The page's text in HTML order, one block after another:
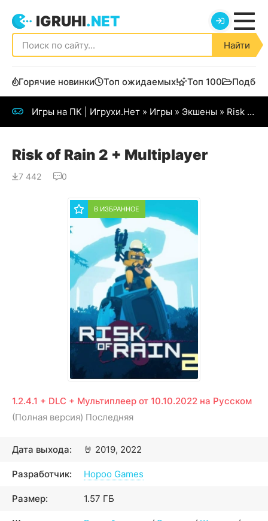
IGRUHI.NET
Найти
Горячие новинки Топ ожидаемых! Топ 100
Игры на ПК | Игрухи.Нет » Игры » Экшены » Risk of Rain 2 (2019)
Risk of Rain 2 + Multiplayer
7 442 0
В ИЗБРАННОЕ
1.2.4.1 + DLC + Мультиплеер от 10.10.2022 на Русском
(Полная версия) Последняя
🤘
Дата выхода: 2019, 2022
Разработчик: Hopoo Games
Размер: 1.57 ГБ